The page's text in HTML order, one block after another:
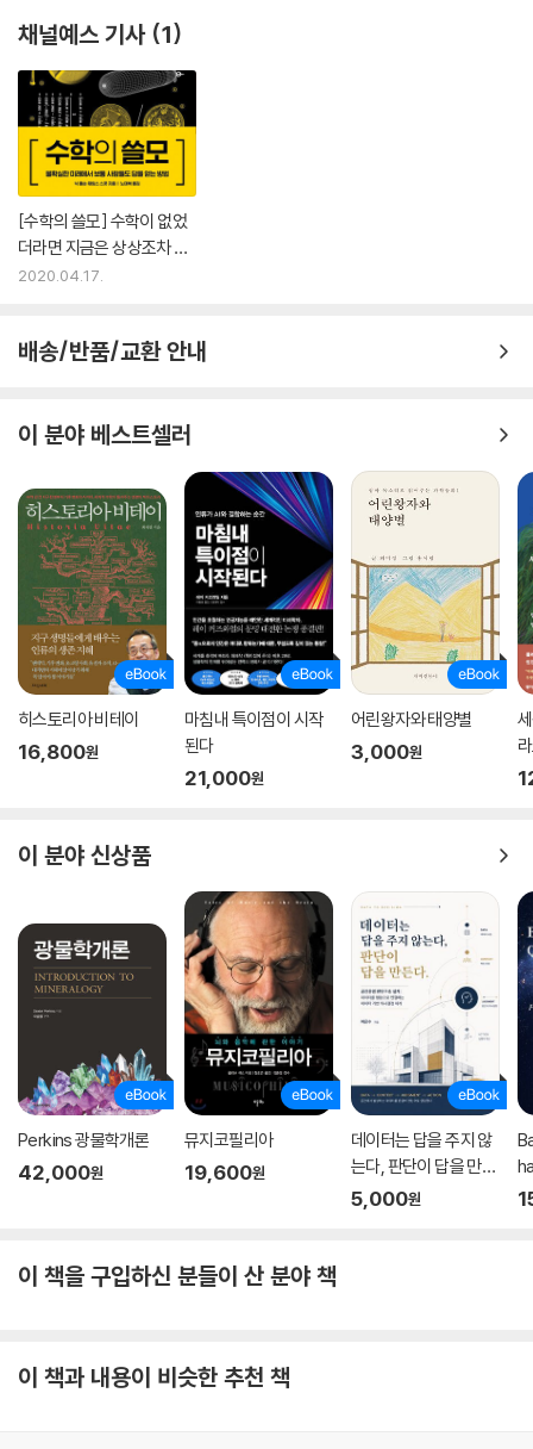
채널예스 기사 1
[수학의 쓸모] 수학이 없었
더라면 지금은 상상조차 불
가능하다
2020.04.17.
배송/반품/교환 안내
이 분야 베스트셀러
히스토리아 비테이
16,800원
마침내 특이점이 시작
된다
21,000원
어린왕자와 태양별
3,000원
이 분야 신상품
Perkins 광물학개론
42,000원
뮤지코필리아
19,600원
데이터는 답을 주지 않
는다, 판단이 답을 만든
다.
5,000원
이 책을 구입하신 분들이 산 분야 책
이 책과 내용이 비슷한 추천 책